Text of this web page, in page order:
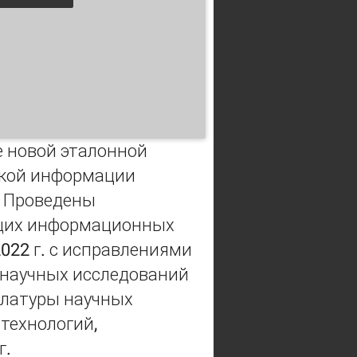
новой эталонной
информации
Проведены
информационных
г. с исправлениями
исследований
научных